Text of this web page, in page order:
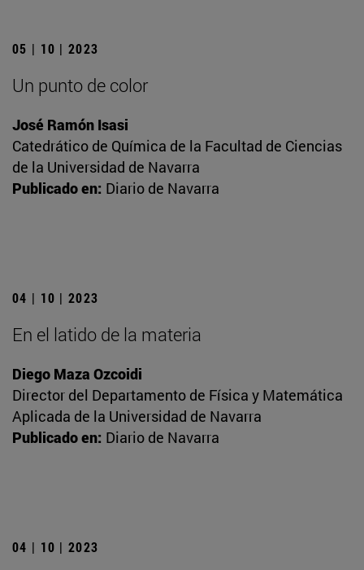
05 | 10 | 2023
Un punto de color
José Ramón Isasi
Catedrático de Química de la Facultad de Ciencias
de la Universidad de Navarra
Publicado en: Diario de Navarra
04 | 10 | 2023
En el latido de la materia
Diego Maza Ozcoidi
Director del Departamento de Física y Matemática
Aplicada de la Universidad de Navarra
Publicado en: Diario de Navarra
04 | 10 | 2023